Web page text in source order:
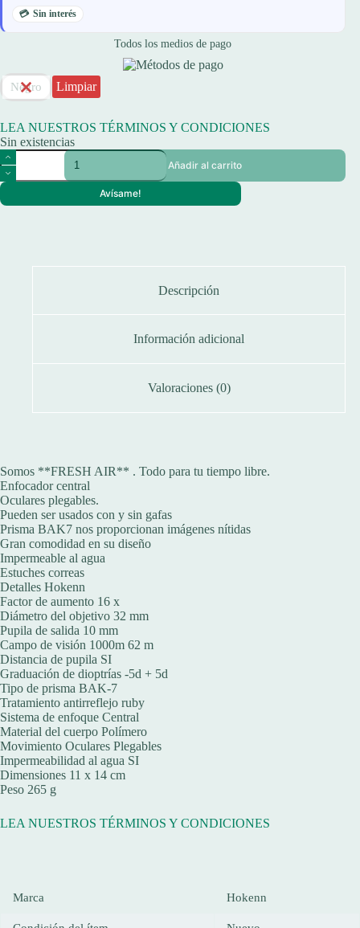
Sin interés
Todos los medios de pago
Negro Limpiar
LEA NUESTROS TÉRMINOS Y CONDICIONES
Sin existencias
Binocular
Hokenn
Travel
16x32
Añadir al carrito
Avísame!
Descripción
Información adicional
Valoraciones (0)
Somos **FRESH AIR** . Todo para tu tiempo libre.
Enfocador central
Oculares plegables.
Pueden ser usados con y sin gafas
Prisma BAK7 nos proporcionan imágenes nítidas
Gran comodidad en su diseño
Impermeable al agua
Estuches correas
Detalles Hokenn
Factor de aumento 16 x
Diámetro del objetivo 32 mm
Pupila de salida 10 mm
Campo de visión 1000m 62 m
Distancia de pupila SI
Graduación de dioptrías -5d + 5d
Tipo de prisma BAK-7
Tratamiento antirreflejo ruby
Sistema de enfoque Central
Material del cuerpo Polímero
Movimiento Oculares Plegables
Impermeabilidad al agua SI
Dimensiones 11 x 14 cm
Peso 265 g
LEA NUESTROS TÉRMINOS Y CONDICIONES
Marca Hokenn